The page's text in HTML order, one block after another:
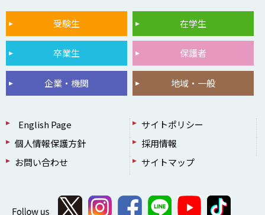
受験生 在学生
卒業生 保護者
企業・機関 地域・一般
English Page
サイトポリシー
個人情報保護方針
採用情報
お問い合わせ
サイトマップ